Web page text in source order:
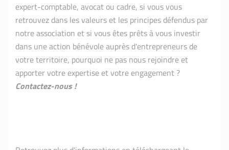
expert-comptable, avocat ou cadre, si vous vous
retrouvez dans les valeurs et les principes défendus par
notre association et si vous êtes prêts à vous investir
dans une action bénévole auprès d'entrepreneurs de
votre territoire, pourquoi ne pas nous rejoindre et
apporter votre expertise et votre engagement ?
Contactez-nous !